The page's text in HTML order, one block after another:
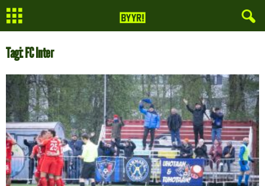
Tagi: FC Inter